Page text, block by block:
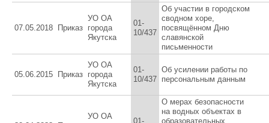
07.05.2018 Приказ
УО ОА
города
Якутска
01-
10/437
Об участии в городском
сводном хоре,
посвящённом Дню
славянской
письменности
05.06.2015 Приказ
УО ОА
города
Якутска
01-
10/437
Об усилении работы по
персональным данным
УО ОА
01-
О мерах безопасности
на водных объектах в
образовательных